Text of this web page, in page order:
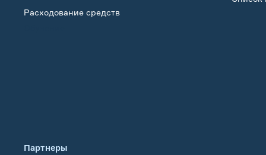
Расходование средств
Партнеры